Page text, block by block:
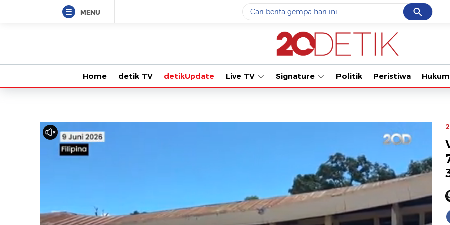
MENU Cancel
Yang sedang ramai dicari
data live draw sgp
#3prabowo
#5gempa hari ini
Terakhir yang dicari
Loading...
Home detik TV detikUpdate Live TV Signature Politik Peristiwa Hukum